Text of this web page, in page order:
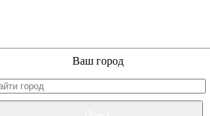
Ваш город